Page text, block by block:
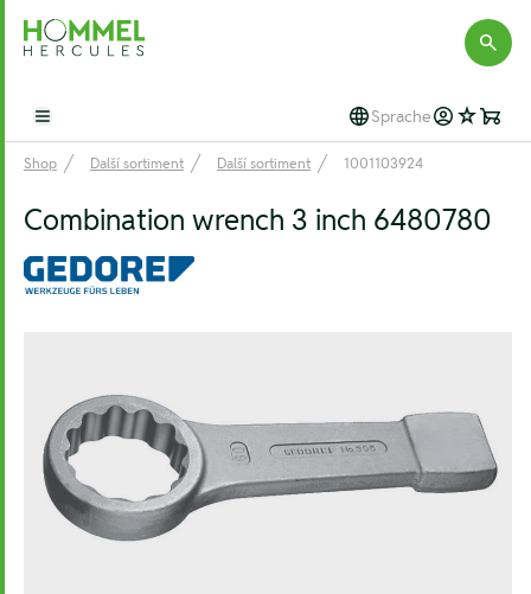
Hommel Hercules
Open main menu Sprache
Shop Další sortiment Další sortiment 1001103924
Combination wrench 3 inch 6480780